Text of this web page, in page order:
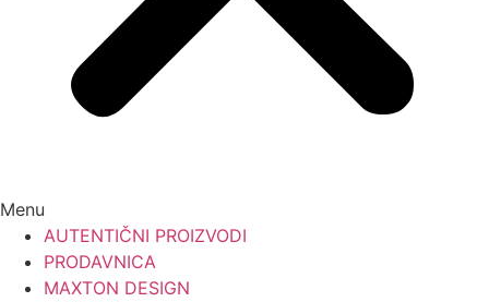
Menu
AUTENTIČNI PROIZVODI
PRODAVNICA
MAXTON DESIGN